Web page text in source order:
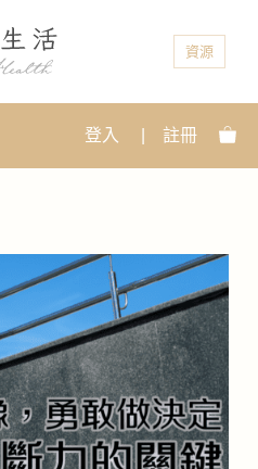
資源
登入 註冊